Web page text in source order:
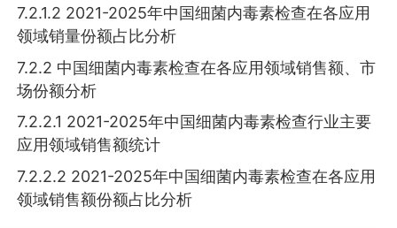
7.2.1.2 2021-2025年中国细菌内毒素检查在各应用
领域销量份额占比分析
7.2.2 中国细菌内毒素检查在各应用领域销售额、市
场份额分析
7.2.2.1 2021-2025年中国细菌内毒素检查行业主要
应用领域销售额统计
7.2.2.2 2021-2025年中国细菌内毒素检查在各应用
领域销售额份额占比分析